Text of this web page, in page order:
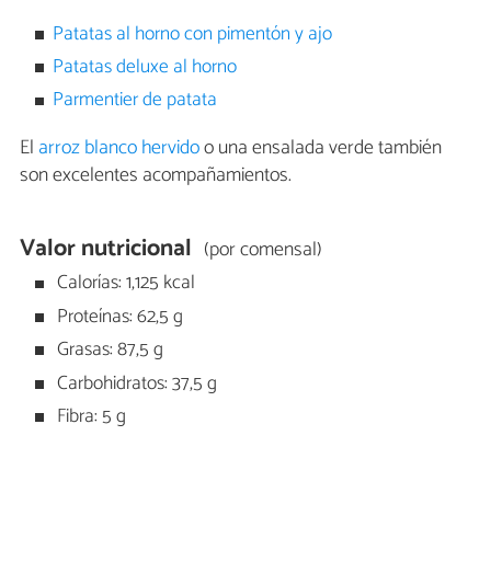
Patatas al horno con pimentón y ajo
Patatas deluxe al horno
Parmentier de patata
El arroz blanco hervidoo una ensalada verde también
son excelentes acompañamientos.
Valor nutricional (por comensal)
Calorías: 1,125 kcal
Proteínas: 62,5 g
Grasas: 87,5 g
Carbohidratos: 37,5 g
Fibra: 5 g